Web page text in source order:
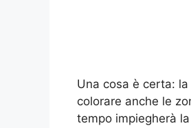
Una cosa è certa:
colorare anche le
tempo impiegherà